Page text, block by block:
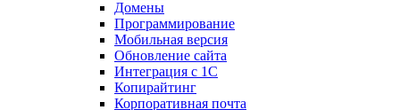
Домены
Программирование
Мобильная версия
Обновление сайта
Интеграция с 1С
Копирайтинг
Корпоративная почта